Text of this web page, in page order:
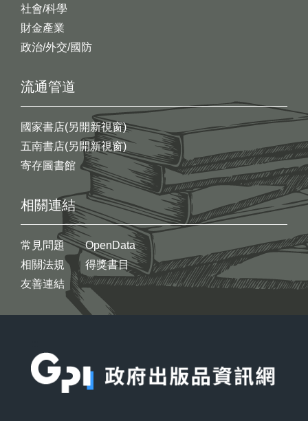
社會/科學
財金產業
政治/外交/國防
流通管道
國家書店(另開新視窗)
五南書店(另開新視窗)
寄存圖書館
相關連結
常見問題
相關法規
友善連結
OpenData
得獎書目